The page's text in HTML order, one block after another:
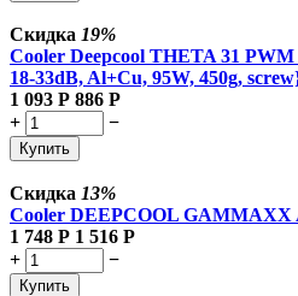
Скидка 19%
Cooler Deepcool THETA 31 PWM
18-33dB, Al+Cu, 95W, 450g,
1 093 Р 886 Р
+
−
Купить
Скидка 13%
Cooler DEEPCOOL GAMMAXX
1 748 Р 1 516 Р
+
−
Купить